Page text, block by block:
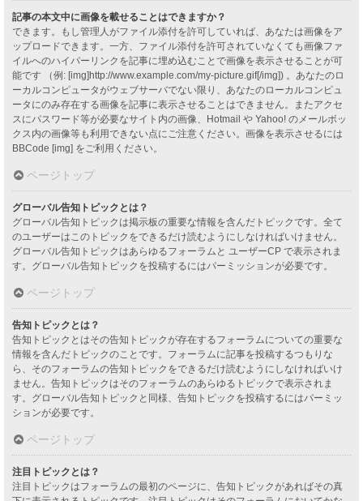
記事の本文中に画像を載せることはできますか？
できます。もし管理人がファイル添付を許可していれば、あなたは画像をア
ップロードできます。一方、ファイル添付を許可されていなくても画像ファ
イルへのハイパーリンクを記事に埋め込むことで画像を表示させることが可
能です （例: [img]http://www.example.com/my-picture.gif[/img]) 。あなたのロ
ーカルコンピュータがウェブサーバでない限り、あなたのローカルコンピュ
ータにのみ存在する画像を記事に表示させることはできません。またアクセ
スにパスワード等が必要なサイト内の画像、Hotmail や Yahoo! のメールボッ
クス内の画像等も利用できない点にご注意ください。画像を表示させるには
BBCode [img] をご利用ください。
ページトップ
グローバル告知トピックとは？
グローバル告知トピックは掲示板の重要な情報を含んだトピックです。全て
のユーザーはこのトピックをできるだけ読むようにしなければいけません。
グローバル告知トピックはあらゆるフォーラムと ユーザーCP で表示されま
す。グローバル告知トピックを投稿するにはパーミッションが必要です。
ページトップ
告知トピックとは？
告知トピックとはその告知トピックが存在するフォーラムについての重要な
情報を含んだトピックのことです。フォーラムに記事を投稿するつもりな
ら、そのフォーラムの告知トピックをできるだけ読むようにしなければいけ
ません。告知トピックはそのフォーラムのあらゆるトピックで表示されま
す。グローバル告知トピックと同様、告知トピックを投稿するにはパーミッ
ションが必要です。
ページトップ
注目トピックとは？
注目トピックはフォーラムの最初のページに、告知トピックがあればその真